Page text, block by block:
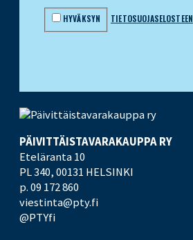
HYVÄKSYN TIETOSUOJASELOSTEEN
PÄIVITTÄISTAVARA­KAUPPA RY
Eteläranta 10
PL 340,00131 HELSINKI
p. 09 172 860
viestinta@pty.fi
@PTYfi